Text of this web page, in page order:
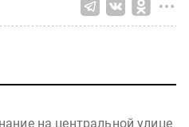
на центральной улице